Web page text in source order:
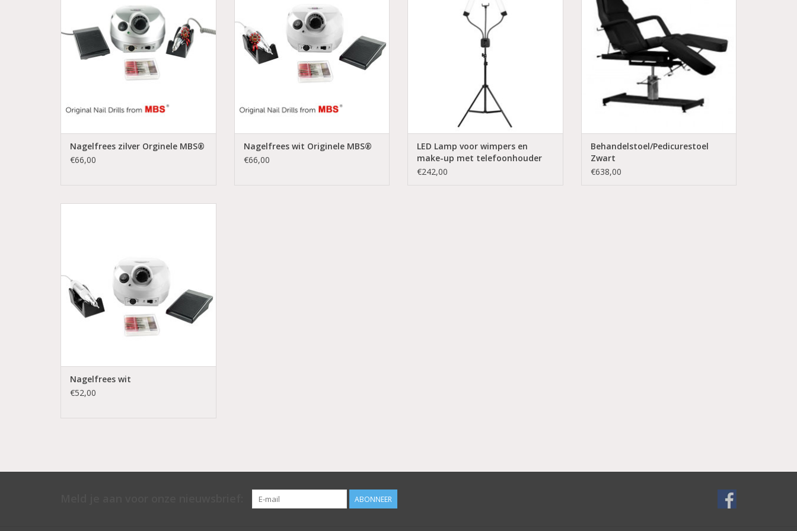
Elektrische nagelvijl
Coconails.nl
Bestel direct
Snelle levering
TOEVOEGEN AAN WINKELWAGEN
Nagelfrees zilver Orginele MBS®
€66,00
Elektrische nagelvijl
Coconails.nl
Bestel direct
Snelle levering
Nagelfrees wit Originele MBS®
€66,00
Mega Beauty Shop®
Let op!! De lampen kunnen maximaal 180°
gedraaid worden! Alleen het zilvergrijze
deel. Zie foto 2!
Bestel Direct!
Snelle levering en lage
LED Lamp voor wimpers en
make-up met telefoonhouder
€242,00
De zitting is bekleed met gemakkelijk
afwasbaar eco-leer.
Geschikt voor cosmetica, make-up en
massage of tatto.
Het hoofdkussen en de armsteunen zijn
afneembaar.
Het hoofdkussen kunt u weghalen zo
Behandelstoel/Pedicurestoel
Zwart
€638,00
Bestel direct
Snelle levering
Nagelfrees wit
€52,00
ABONNEER